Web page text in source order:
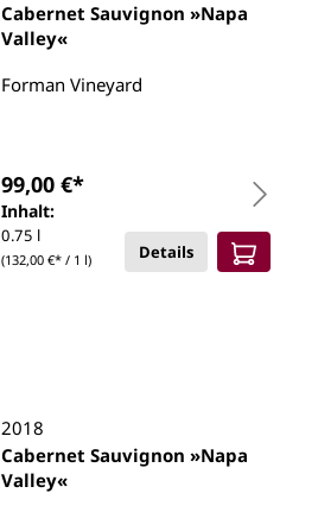
Cabernet Sauvignon »Napa
Valley«
Forman Vineyard
Inhalt:
0.75 l
(132,00 €* / 1 l)
99,00 €*
Details
2018
Cabernet Sauvignon »Napa
Valley«